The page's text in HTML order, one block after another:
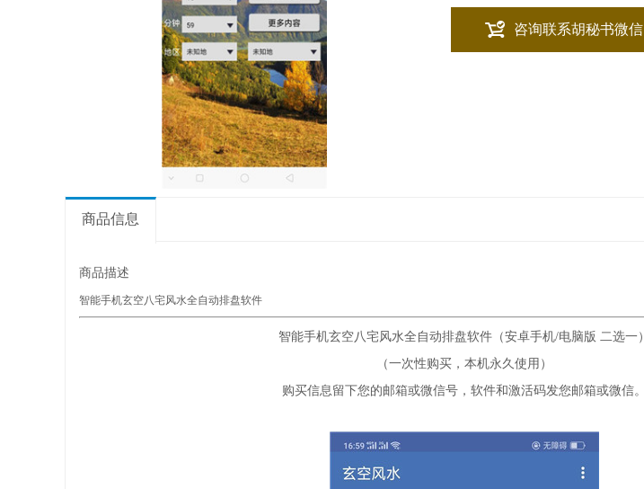
咨询联系胡秘书微信
商品信息
商品描述
智能手机玄空八宅风水全自动排盘软件
智能手机玄空八宅风水全自动排盘软件（安卓手机/电脑版 二选一）
（一次性购买，本机永久使用）
购买信息留下您的邮箱或微信号，软件和激活码发您邮箱或微信。